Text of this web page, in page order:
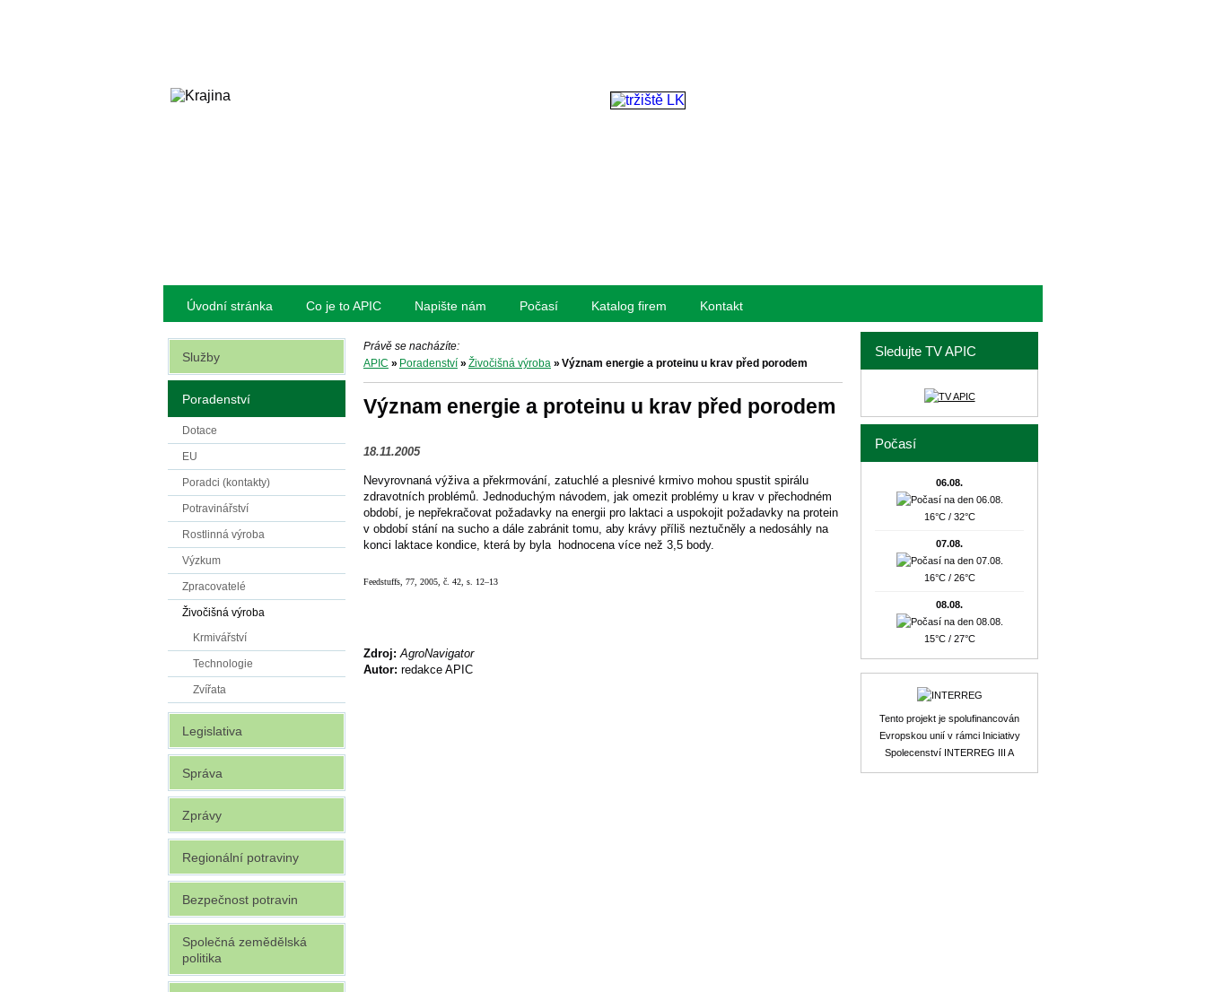
Úvodní stránka Co je to APIC Napište nám Počasí Katalog firem Kontakt
Právě se nacházíte:
APIC » Poradenství» Živočišná výroba » Význam energie a proteinu u krav před porodem
Význam energie a proteinu u krav před porodem
18.11.2005
Nevyrovnaná výživa a překrmování, zatuchlé a plesnivé krmivo mohou spustit spirálu
zdravotních problémů. Jednoduchým návodem, jak omezit problémy u krav v přechodném
období, je nepřekračovat požadavky na energii pro laktaci a uspokojit požadavky na protein
v období stání na sucho a dále zabránit tomu, aby krávy příliš neztučněly a nedosáhly na
konci laktace kondice, která by byla hodnocena více než 3,5 body.
Feedstuffs, 77, 2005, č. 42, s. 12–13
Zdroj: AgroNavigator
Autor: redakce APIC
Služby
Poradenství
Dotace
EU
Poradci (kontakty)
Potravinářství
Rostlinná výroba
Výzkum
Zpracovatelé
Živočišná výroba
Krmivářství
Technologie
Zvířata
Legislativa
Správa
Zprávy
Regionální potraviny
Bezpečnost potravin
Společná zemědělská
politika
Sledujte TV APIC
Počasí
06.08.
16°C / 32°C
07.08.
16°C / 26°C
08.08.
15°C / 27°C
Tento projekt je spolufinancován
Evropskou unií v rámci Iniciativy
Spolecenství INTERREG III A